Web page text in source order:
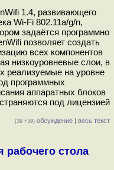
1.4, развивающего
Wi-Fi 802.11a/g/n,
задаётся программно
позволяет создать
всех компонентов
низкоуровневые слои, в
реализуемые на уровне
программных
аппаратных блоков
под лицензией
(39 +39) обсуждение | весь текст
рабочего стола